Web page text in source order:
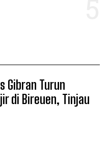
Gibran Turun
di Bireuen, Tinjau